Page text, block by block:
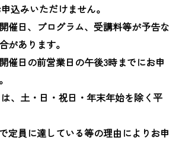
込みいただけません。
催日、プログラム、受講料等が予告な
があります。
催日の前営業日の午後3時までにお申
、土・日・祝日・年末年始を除く平
定員に達している等の理由によりお申